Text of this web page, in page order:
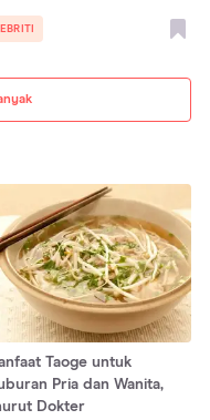
Taoge untuk
Pria dan Wanita,
Dokter